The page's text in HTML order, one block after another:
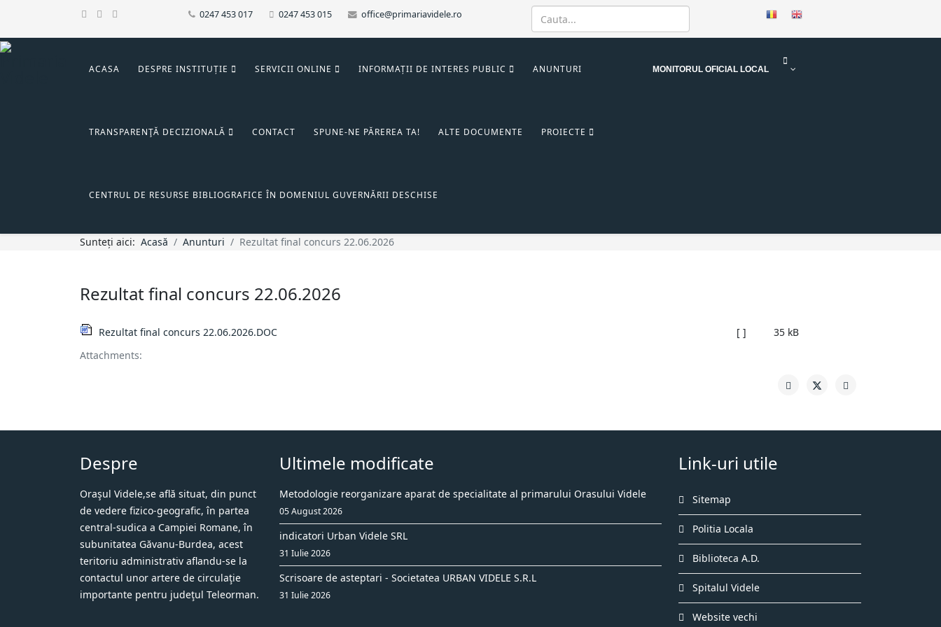
0247 453 017 0247 453 015 office@primariavidele.ro
ACASA DESPRE INSTITUȚIE SERVICII ONLINE INFORMAȚII DE INTERES PUBLIC ANUNTURI
TRANSPARENŢĂ DECIZIONALĂ CONTACT SPUNE-NE PĂREREA TA! ALTE DOCUMENTE PROIECTE
CENTRUL DE RESURSE BIBLIOGRAFICE ÎN DOMENIUL GUVERNĂRII DESCHISE
MONITORUL OFICIAL LOCAL
Sunteți aici: Acasă Anunturi Rezultat final concurs 22.06.2026
Rezultat final concurs 22.06.2026
Attachments:
Rezultat final concurs 22.06.2026.DOC [ ] 35 kB
Despre
Oraşul Videle,se află situat, din punct
de vedere fizico-geografic, în partea
central-sudica a Campiei Romane, în
subunitatea Găvanu-Burdea, acest
teritoriu administrativ aflandu-se la
contactul unor artere de circulaţie
importante pentru judeţul Teleorman.
Ultimele modificate
Metodologie reorganizare aparat de specialitate al primarului Orasului Videle
05 August 2026
indicatori Urban Videle SRL
31 Iulie 2026
Scrisoare de asteptari - Societatea URBAN VIDELE S.R.L
31 Iulie 2026
Link-uri utile
Sitemap
Politia Locala
Biblioteca A.D.
Spitalul Videle
Website vechi